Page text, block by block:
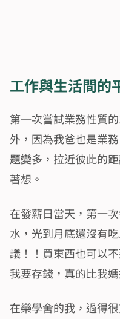
工作與生活間的
第一次嘗試業務性質
外，因為我爸也是業
題變多，拉近彼此的
著想。
在發薪日當天，第一
水，光到月底還沒有
議！！買東西也可以
我要存錢，真的比我
在樂學舍的我，過得